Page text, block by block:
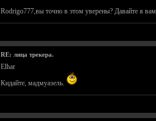
Rodrigo777,вы точно в этом уверены? Давайте я
RE: лица трекера.
Elhar
Кидайте, мадмуазель.